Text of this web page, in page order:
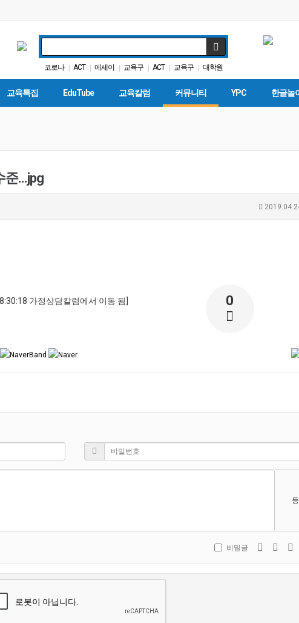
코로나 | ACT | 에세이 | 교육구 | ACT | 교육구 | 대학원
| DACA | Fafsa | 가주교육부
교육특집 EduTube 교육칼럼 커뮤니티 YPC 한글놀
준...jpg
가정상담칼럼에서 이동 됨] 0
비밀글